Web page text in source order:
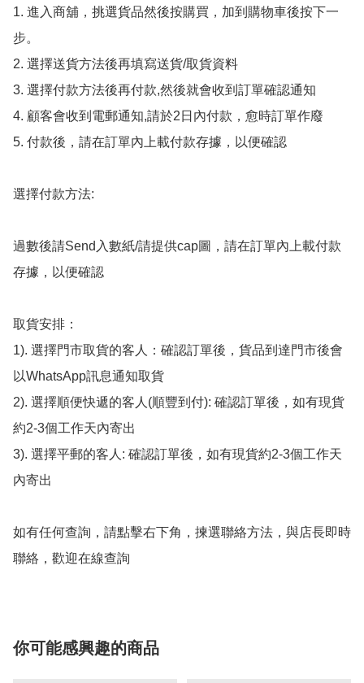
1. 進入商舖，挑選貨品然後按購買，加到購物車後按下一
步。
2. 選擇送貨方法後再填寫送貨/取貨資料
3. 選擇付款方法後再付款,然後就會收到訂單確認通知
4. 顧客會收到電郵通知,請於2日內付款，愈時訂單作廢
5. 付款後，請在訂單內上載付款存據，以便確認
選擇付款方法:
過數後請Send入數紙/請提供cap圖，請在訂單內上載付款
存據，以便確認
取貨安排：
1). 選擇門市取貨的客人：確認訂單後，貨品到達門市後會
以WhatsApp訊息通知取貨
2). 選擇順便快遞的客人(順豐到付): 確認訂單後，如有現貨
約2-3個工作天內寄出
3). 選擇平郵的客人: 確認訂單後，如有現貨約2-3個工作天
內寄出
如有任何查詢，請點擊右下角，揀選聯絡方法，與店長即時
聯絡，歡迎在線查詢
你可能感興趣的商品